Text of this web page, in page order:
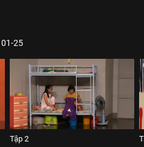
01-25
Tập 2